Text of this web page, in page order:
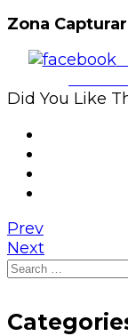
Zona
Did You Like
Prev
Next
Search